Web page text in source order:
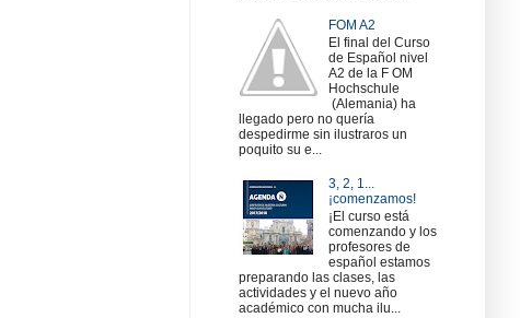
FOM A2
El final del Curso
de Español nivel
A2 de la F OM
Hochschule
(Alemania) ha
llegado pero no quería
despedirme sin ilustraros un
poquito su e...
3, 2, 1...
¡comenzamos!
¡El curso está
comenzando y los
profesores de
español estamos
preparando las clases, las
actividades y el nuevo año
académico con mucha ilu...